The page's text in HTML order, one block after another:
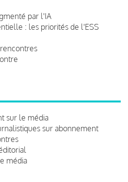
par l'IA
: les priorités de l'ESS
sur le média
sur abonnement
média